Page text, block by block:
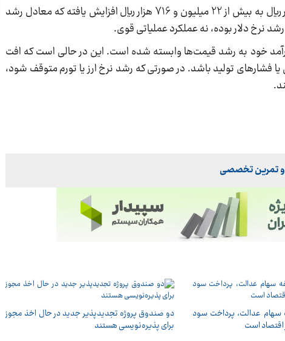
در بخش سیمان پاکتی، قیمت هر تن از حدود 14 میلیون و 643 هزار ریال به بیش از 22 میلیون و 716 هزار ریال افزایش یافته که معادل رشد
خود به رشد قیمت‌ها وابسته شده است. این در حالی است که افت
فشارهای تولید باشد. در صورتی که رشد نرخ ارز یا تورم متوقف شود،
و تمرین تخصصی
عدالت، پرداخت سود
است
دو صندوق پروژه تجدیدپذیر جدید در حال اخذ مجوز
برای پذیره‌نویسی هستند